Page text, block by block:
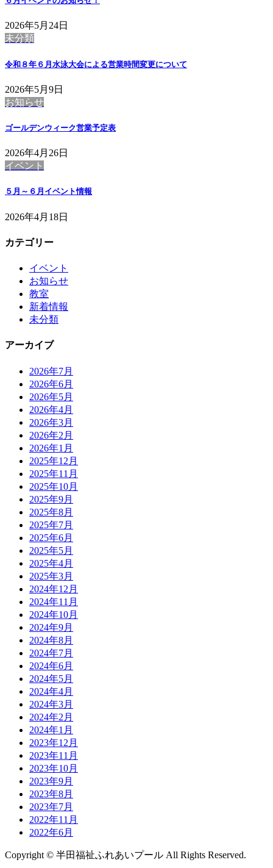
2026年5月24日
未分類
令和８年６月水泳大会による営業時間変更について
2026年5月9日
お知らせ
ゴールデンウィーク営業予定表
2026年4月26日
イベント
５月～６月イベント情報
2026年4月18日
カテゴリー
イベント
お知らせ
教室
新着情報
未分類
アーカイブ
2026年7月
2026年6月
2026年5月
2026年4月
2026年3月
2026年2月
2026年1月
2025年12月
2025年11月
2025年10月
2025年9月
2025年8月
2025年7月
2025年6月
2025年5月
2025年4月
2025年3月
2024年12月
2024年11月
2024年10月
2024年9月
2024年8月
2024年7月
2024年6月
2024年5月
2024年4月
2024年3月
2024年2月
2024年1月
2023年12月
2023年11月
2023年10月
2023年9月
2023年8月
2023年7月
2022年11月
2022年6月
Copyright © 半田福祉ふれあいプール All Rights Reserved.